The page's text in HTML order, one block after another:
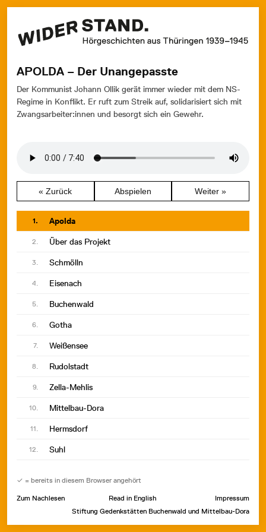
APOLDA – Der Unangepasste
Der Kommunist Johann Ollik gerät immer wieder mit dem NS-
Regime in Konflikt. Er ruft zum Streik auf, solidarisiert sich mit
Zwangsarbeiter:innen und besorgt sich ein Gewehr.
« Zurück Abspielen Weiter »
1. Apolda
2. Über das Projekt
3. Schmölln
4. Eisenach
5. Buchenwald
6. Gotha
7. Weißensee
8. Rudolstadt
9. Zella-Mehlis
10. Mittelbau-Dora
11. Hermsdorf
12. Suhl
✓ = bereits in diesem Browser angehört
Zum Nachlesen Read in English
Impressum
Stiftung Gedenkstätten Buchenwald und Mittelbau-Dora